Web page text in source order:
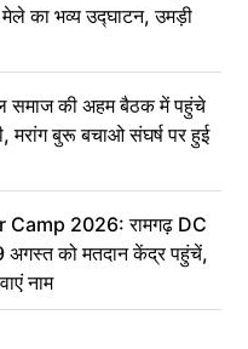
का भव्य उद्घाटन, उमड़ी
समाज की अहम बैठक में पहुंचे
मरांग बुरू बचाओ संघर्ष पर हुई
Camp 2026: रामगढ़ DC
को मतदान केंद्र पहुंचें,
नाम